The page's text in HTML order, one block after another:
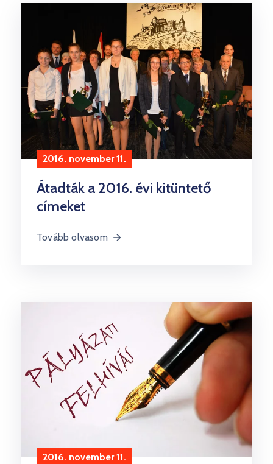
2016. november 11.
Átadták a 2016. évi kitüntető
címeket
Tovább olvasom
2016. november 11.